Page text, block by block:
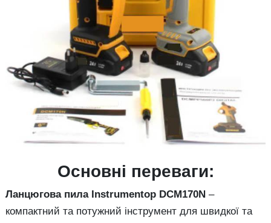
Основні переваги:
Ланцюгова пила Instrumentop DCM170N –
компактний та потужний інструмент для швидкої та